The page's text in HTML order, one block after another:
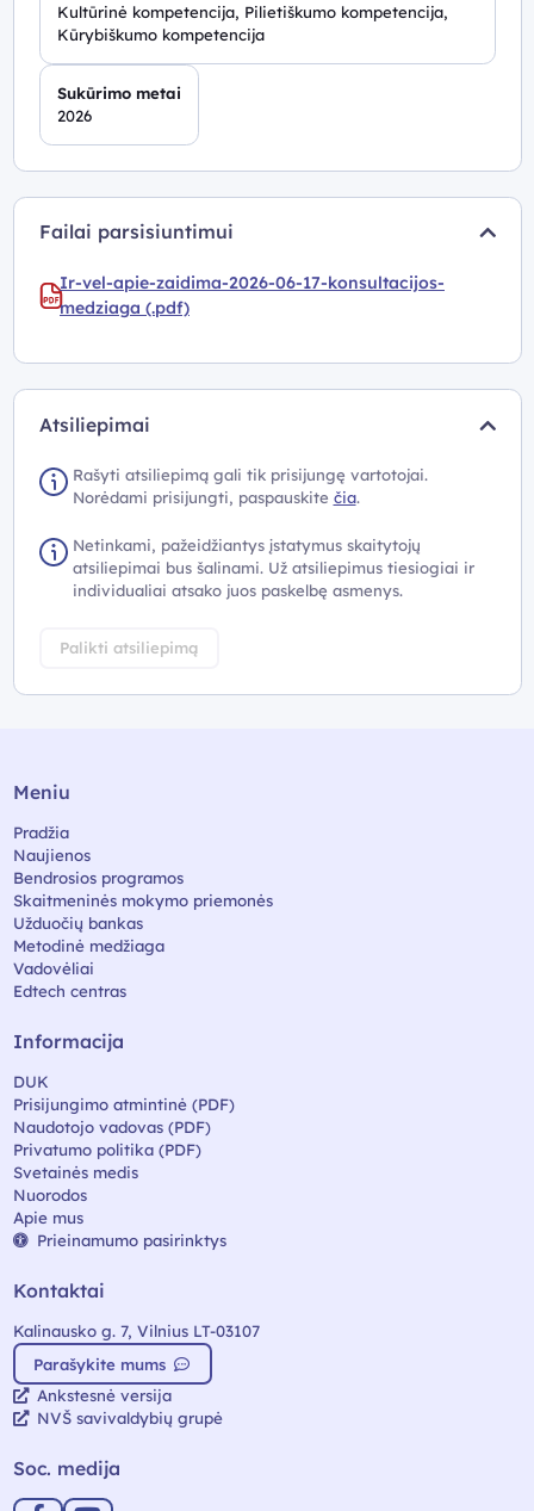
Kultūrinė kompetencija, Pilietiškumo kompetencija,
Kūrybiškumo kompetencija
Sukūrimo metai
2026
Failai parsisiuntimui
Ir-vel-apie-zaidima-2026-06-17-konsultacijos-
medziaga (.pdf)
Atsiliepimai
Rašyti atsiliepimą gali tik prisijungę vartotojai.
Norėdami prisijungti, paspauskite čia.
Netinkami, pažeidžiantys įstatymus skaitytojų
atsiliepimai bus šalinami. Už atsiliepimus tiesiogiai ir
individualiai atsako juos paskelbę asmenys.
Palikti atsiliepimą
Meniu
Pradžia
Naujienos
Bendrosios programos
Skaitmeninės mokymo priemonės
Užduočių bankas
Metodinė medžiaga
Vadovėliai
Edtech centras
Informacija
DUK
Prisijungimo atmintinė (PDF)
Naudotojo vadovas (PDF)
Privatumo politika (PDF)
Svetainės medis
Nuorodos
Apie mus
Prieinamumo pasirinktys
Kontaktai
Kalinausko g. 7, Vilnius LT-03107
Parašykite mums
Ankstesnė versija
NVŠ savivaldybių grupė
Soc. medija